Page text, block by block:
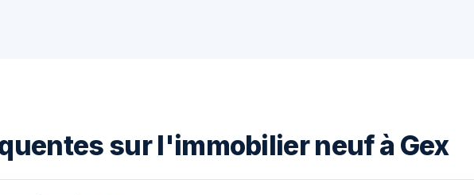
sur l'immobilier neuf à Gex